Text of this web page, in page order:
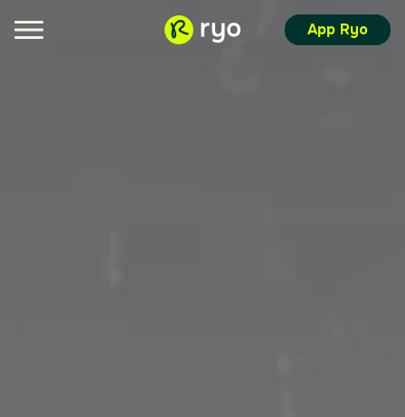
App Ryo